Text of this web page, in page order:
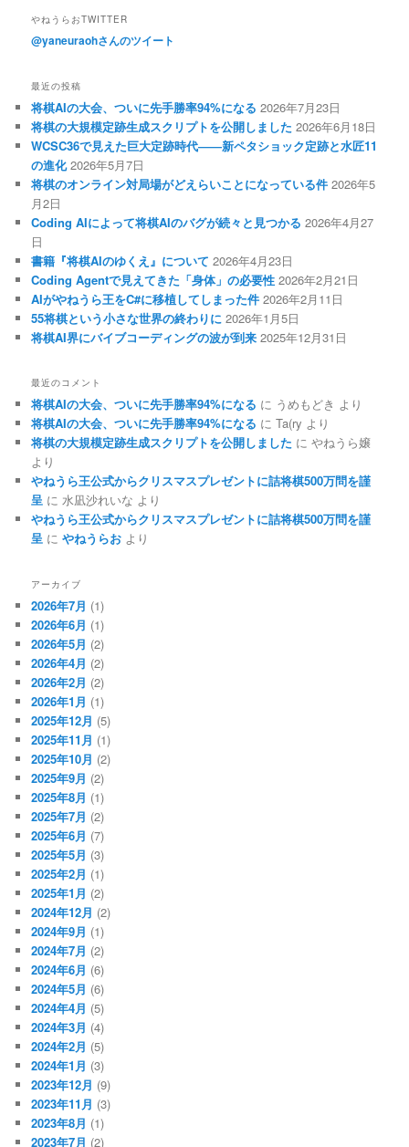
やねうらおTWITTER
@yaneuraohさんのツイート
最近の投稿
将棋AIの大会、ついに先手勝率94%になる 2026年7月23日
将棋の大規模定跡生成スクリプトを公開しました 2026年6月18日
WCSC36で見えた巨大定跡時代――新ペタショック定跡と水匠11
の進化 2026年5月7日
将棋のオンライン対局場がどえらいことになっている件 2026年5
月2日
Coding AIによって将棋AIのバグが続々と見つかる 2026年4月27
日
書籍『将棋AIのゆくえ』について 2026年4月23日
Coding Agentで見えてきた「身体」の必要性 2026年2月21日
AIがやねうら王をC#に移植してしまった件 2026年2月11日
55将棋という小さな世界の終わりに 2026年1月5日
将棋AI界にバイブコーディングの波が到来 2025年12月31日
最近のコメント
将棋AIの大会、ついに先手勝率94%になる に うめもどき より
将棋AIの大会、ついに先手勝率94%になる にTa(ry より
将棋の大規模定跡生成スクリプトを公開しました にやねうら嬢
より
やねうら王公式からクリスマスプレゼントに詰将棋500万問を謹
呈 に水凪沙れいな より
やねうら王公式からクリスマスプレゼントに詰将棋500万問を謹
呈 にやねうらお より
アーカイブ
2026年7月 (1)
2026年6月 (1)
2026年5月 (2)
2026年4月 (2)
2026年2月 (2)
2026年1月 (1)
2025年12月 (5)
2025年11月 (1)
2025年10月 (2)
2025年9月 (2)
2025年8月 (1)
2025年7月 (2)
2025年6月 (7)
2025年5月 (3)
2025年2月 (1)
2025年1月 (2)
2024年12月 (2)
2024年9月 (1)
2024年7月 (2)
2024年6月 (6)
2024年5月 (6)
2024年4月 (5)
2024年3月 (4)
2024年2月 (5)
2024年1月 (3)
2023年12月 (9)
2023年11月 (3)
2023年8月 (1)
2023年7月 (2)